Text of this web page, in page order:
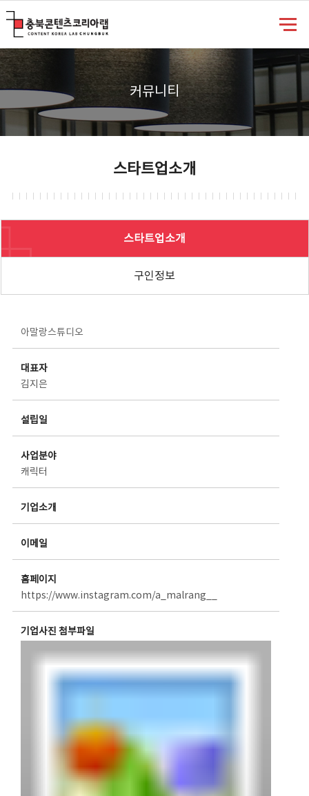
커뮤니티
스타트업소개
스타트업소개
구인정보
아말랑스튜디오
대표자
김지은
설립일
사업분야
캐릭터
기업소개
이메일
홈페이지
https://www.instagram.com/a_malrang__
기업사진 첨부파일